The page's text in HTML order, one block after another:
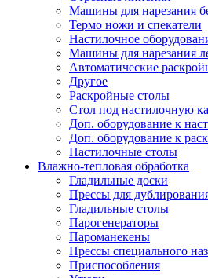
Машины для нарезания
Термо ножи и спекатели
Настилочное
Машины для нарезания
Автоматические
Другое
Раскройные столы
Стол под настилочную
Доп. оборудование к
Доп. оборудование к
Настилочные столы
Влажно-тепловая обработка
Гладильные доски
Прессы для
Гладильные столы
Парогенераторы
Пароманекены
Прессы специального
Приспособления